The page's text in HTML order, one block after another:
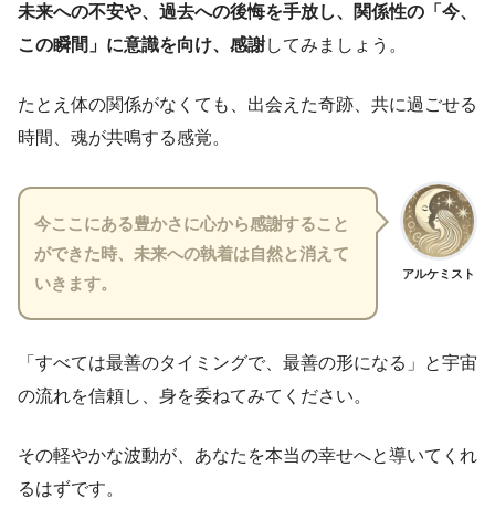
未来への不安や、過去への後悔を手放し、関係性の「今、
この瞬間」に意識を向け、感謝してみましょう。
たとえ体の関係がなくても、出会えた奇跡、共に過ごせる
時間、魂が共鳴する感覚。
アルケミスト
今ここにある豊かさに心から感謝すること
ができた時、未来への執着は自然と消えて
いきます。
「すべては最善のタイミングで、最善の形になる」と宇宙
の流れを信頼し、身を委ねてみてください。
その軽やかな波動が、あなたを本当の幸せへと導いてくれ
るはずです。